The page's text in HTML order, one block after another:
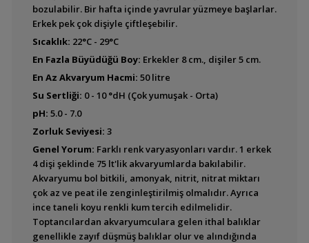
Tahuantinsuyoa
macantzatza (Safir
Cichlid)
bozulabilir. Bir hafta içinde yavrular yüzmeye başlarlar.
Erkek pek çok dişiyle çiftleşebilir.
Sıcaklık: 22°C - 29°C
En Fazla Büyüdüğü Boy: Erkekler 8 cm., dişiler 5 cm.
En Az Akvaryum Hacmi: 50 litre
Su Sertliği: 0 - 10 °dH (Çok yumuşak - Orta)
pH: 5.0 - 7.0
Zorluk Seviyesi: 3
Genel Yorum: Farklı renk varyasyonları vardır. 1 erkek
4 dişi şeklinde 75 lt'lik akvaryumlarda bakılabilir.
Akvaryumu bol bitkili, amonyak, nitrit, nitrat miktarı
çok az ve peat ile zenginleştirilmiş olmalıdır. Ayrıca
ince taneli koyu renkli kum tercih edilmelidir.
Toptancılardan akvaryumculara gelen ithal balıklar
genellikle zayıf düşmüş balıklar olur ve alındığında